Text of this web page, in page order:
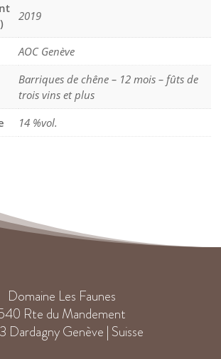
2019
AOC Genève
Barriques de chêne – 12 mois – fûts de
trois vins et plus
14 %vol.
Domaine Les Faunes
Rte du Mandement
Dardagny Genève | Suisse